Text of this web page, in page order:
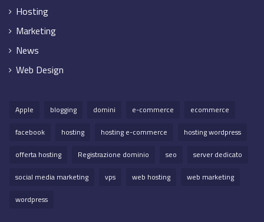
Hosting
Marketing
News
Web Design
Apple blogging domini e-commerce
ecommerce
facebook
hosting hosting e-commerce
hosting wordpress
offerta hosting
Registrazione dominio seo
server dedicato
social media marketing
vps web hosting
web marketing
wordpress